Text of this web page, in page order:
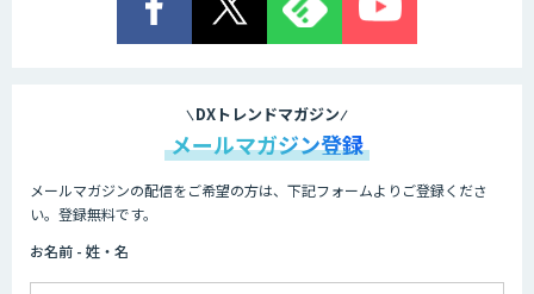
DXトレンドマガジン
メールマガジン登録
メールマガジンの配信をご希望の方は、下記フォームよりご登録くださ
い。登録無料です。
お名前 - 姓・名